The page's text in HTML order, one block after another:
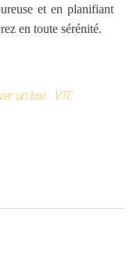
et en planifiant
en toute sérénité.
un taxi VTC